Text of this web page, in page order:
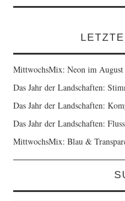
MittwochsMix: Neon im August
Das Jahr der Landschaften:
Das Jahr der Landschaften:
Das Jahr der Landschaften:
MittwochsMix: Blau &